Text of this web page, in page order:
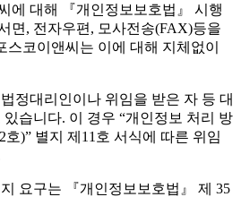
에 대해 『개인정보보호법』 시행
면, 전자우편, 모사전송(FAX)등을
스코이앤씨는 이에 대해 지체없이
정대리인이나 위임을 받은 자 등 대
습니다. 이 경우 “개인정보 처리 방
호)” 별지 제11호 서식에 따른 위임
요구는 『개인정보보호법』 제 35